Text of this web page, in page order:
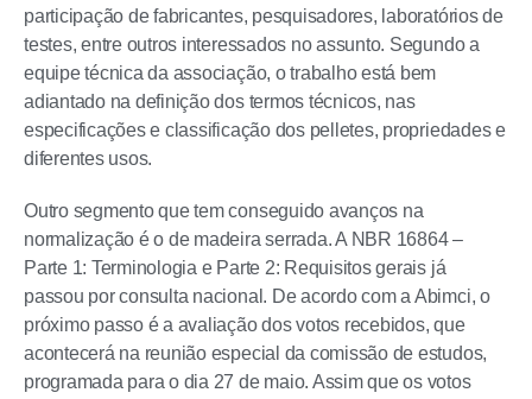
participação de fabricantes, pesquisadores, laboratórios de
testes, entre outros interessados no assunto. Segundo a
equipe técnica da associação, o trabalho está bem
adiantado na definição dos termos técnicos, nas
especificações e classificação dos pelletes, propriedades e
diferentes usos.
Outro segmento que tem conseguido avanços na
normalização é o de madeira serrada. A NBR 16864 –
Parte 1: Terminologia e Parte 2: Requisitos gerais já
passou por consulta nacional. De acordo com a Abimci, o
próximo passo é a avaliação dos votos recebidos, que
acontecerá na reunião especial da comissão de estudos,
programada para o dia 27 de maio. Assim que os votos